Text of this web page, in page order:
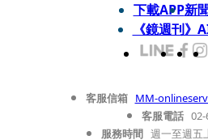
下載APP新
《鏡週刊》
客服信箱 MM-
客服電話
服務時間 週一至週五